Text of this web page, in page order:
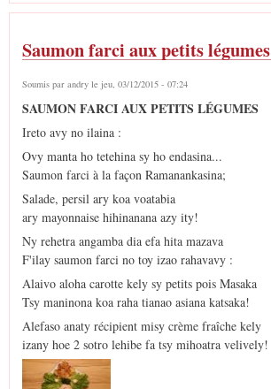
Saumon farci aux petits légumes
Soumis par andry le jeu, 03/12/2015 - 07:24
SAUMON FARCI AUX PETITS LÉGUMES
Ireto avy no ilaina :
Ovy manta ho tetehina sy ho endasina...
Saumon farci à la façon Ramanankasina;
Salade, persil ary koa voatabia
ary mayonnaise hihinanana azy ity!
Ny rehetra angamba dia efa hita mazava
F'ilay saumon farci no toy izao rahavavy :
Alaivo aloha carotte kely sy petits pois Masaka
Tsy maninona koa raha tianao asiana katsaka!
Alefaso anaty récipient misy crème fraîche kely
izany hoe 2 sotro lehibe fa tsy mihoatra velively!